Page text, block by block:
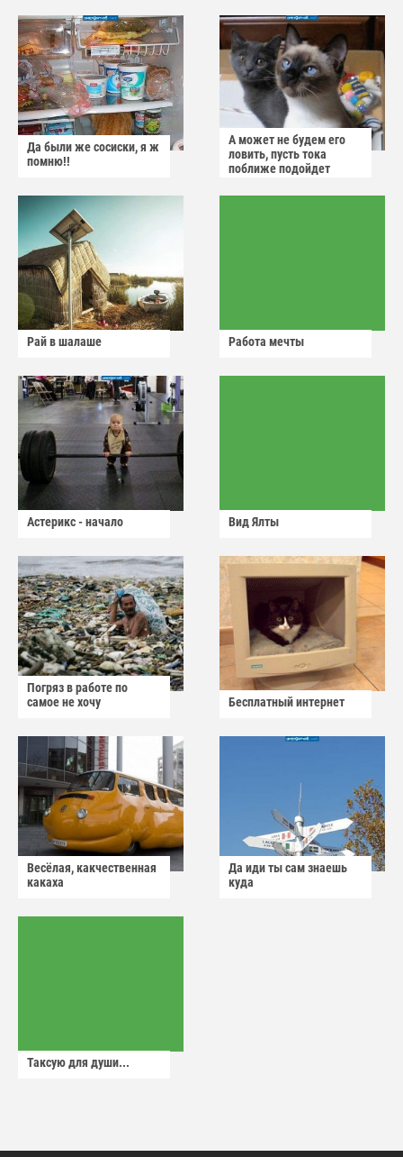
Да были же сосиски, я ж
помню!!
А может не будем его
ловить, пусть тока
поближе подойдет
Рай в шалаше Работа мечты
Астерикс - начало Вид Ялты
Погряз в работе по
самое не хочу
Бесплатный интернет
Весёлая, какчественная
какаха
Да иди ты сам знаешь
куда
Таксую для души...